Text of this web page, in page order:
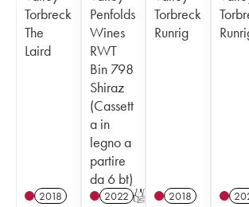
Torbreck
The
Laird
2018
Penfolds
Wines
RWT
Bin 798
Shiraz
(Cassett
a in
legno a
partire
da 6 bt)
2022 T
Torbreck
Runrig
2018